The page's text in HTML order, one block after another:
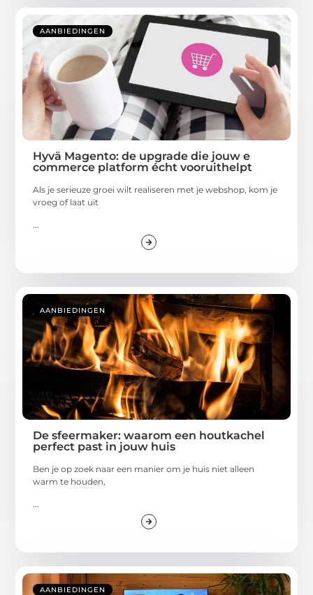
AANBIEDINGEN
Hyvä Magento: de upgrade die jouw e
commerce platform écht vooruithelpt
Als je serieuze groei wilt realiseren met je webshop, kom je
vroeg of laat uit
...
AANBIEDINGEN
De sfeermaker: waarom een houtkachel
perfect past in jouw huis
Ben je op zoek naar een manier om je huis niet alleen
warm te houden,
...
AANBIEDINGEN